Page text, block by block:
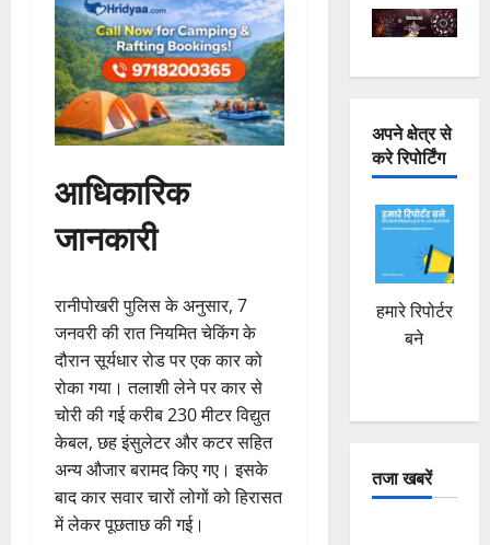
आधिकारिक
जानकारी
रानीपोखरी पुलिस के अनुसार, 7
जनवरी की रात नियमित चेकिंग के
दौरान सूर्यधार रोड पर एक कार को
रोका गया। तलाशी लेने पर कार से
चोरी की गई करीब 230 मीटर विद्युत
केबल, छह इंसुलेटर और कटर सहित
अन्य औजार बरामद किए गए। इसके
बाद कार सवार चारों लोगों को हिरासत
में लेकर पूछताछ की गई।
अपने क्षेत्र से
करे रिपोर्टिंग
हमारे रिपोर्टर
बने
तजा खबरें